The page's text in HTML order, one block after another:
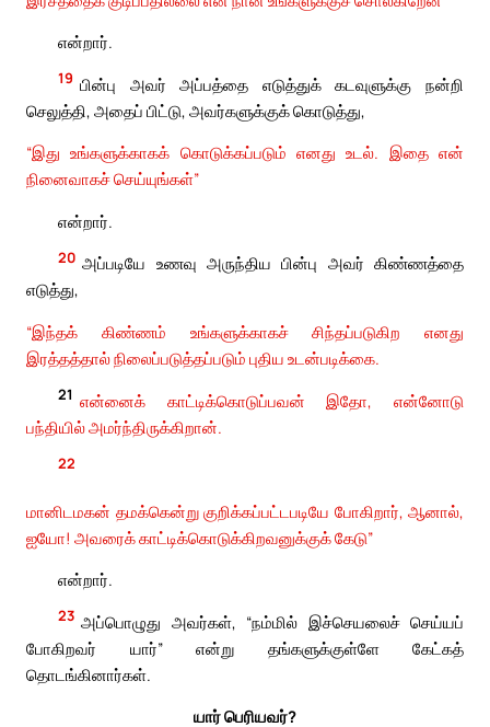
என்றார்.
19 பின்பு அவர் அப்பத்தை எடுத்துக் கடவுளுக்கு நன்றி
செலுத்தி, அதைப் பிட்டு, அவர்களுக்குக் கொடுத்து,
“இது உங்களுக்காகக் கொடுக்கப்படும் எனது உடல். இதை என்
நினைவாகச் செய்யுங்கள்”
என்றார்.
20 அப்படியே உணவு அருந்திய பின்பு அவர் கிண்ணத்தை
எடுத்து,
“இந்தக் கிண்ணம் உங்களுக்காகச் சிந்தப்படுகிற எனது
இரத்தத்தால் நிலைப்படுத்தப்படும் புதிய உடன்படிக்கை.
21 என்னைக் காட்டிக்கொடுப்பவன் இதோ, என்னோடு
பந்தியில் அமர்ந்திருக்கிறான்.
22
மானிடமகன் தமக்கென்று குறிக்கப்பட்டபடியே போகிறார், ஆனால்,
ஐயோ! அவரைக் காட்டிக்கொடுக்கிறவனுக்குக் கேடு”
என்றார்.
23 அப்பொழுது அவர்கள், “நம்மில் இச்செயலைச் செய்யப்
போகிறவர் யார்” என்று தங்களுக்குள்ளே கேட்கத்
தொடங்கினார்கள்.
யார் பெரியவர்?